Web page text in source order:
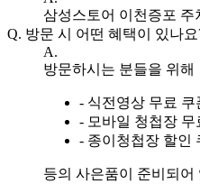
삼성스토어 이천증포 주
Q. 방문 시 어떤 혜택이 있나요
A.
방문하시는 분들을 위해
- 식전영상 무료 쿠
- 모바일 청첩장 무
- 종이청첩장 할인
등의 사은품이 준비되어